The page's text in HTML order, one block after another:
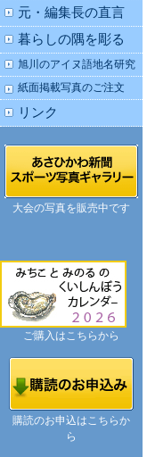
元・編集長の直言
暮らしの隅を彫る
旭川のアイヌ語地名研究
紙面掲載写真のご注文
リンク
大会の写真を販売中です
ご購入はこちらから
購読のお申込はこちらか
ら